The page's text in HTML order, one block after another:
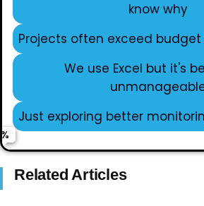
know why
Projects often exceed
We use Excel but it's
Just exploring better
Name
Phone (optional)
Related Articles